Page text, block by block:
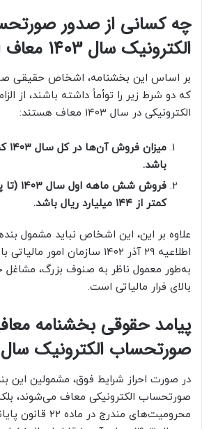
چه کسانی از صدور
الکترونیک سال 1403 معاف اند؟
بر اساس این بخشنامه، اشخاص حقیقی
که دو شرط زیر را توأماً داشته باشند، از
الکترونیکی در سال ۱۴۰۳ معاف هستند:
باشد.
فروش شش
کمتر از ۱۴۴ میلیارد ریال باشد.
اطلاعیه ۲۹ آذر ۱۴۰۲ سازمان امور
به‌طور معمول ناظر به صنوف بزرگ،
بالای فرار مالیاتی است.
پیامد حقوقی بخشنامه
صورتحساب الکترونیک سال
در صورت احراز شرایط فوق، مشمولین این بند
صورتحساب الکترونیکی معاف می‌شوند،
محرومیت‌های مندرج